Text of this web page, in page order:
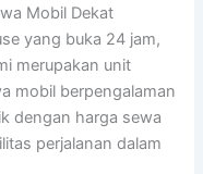
Mobil Dekat
yang buka 24 jam,
merupakan unit
mobil berpengalaman
dengan harga sewa
perjalanan dalam